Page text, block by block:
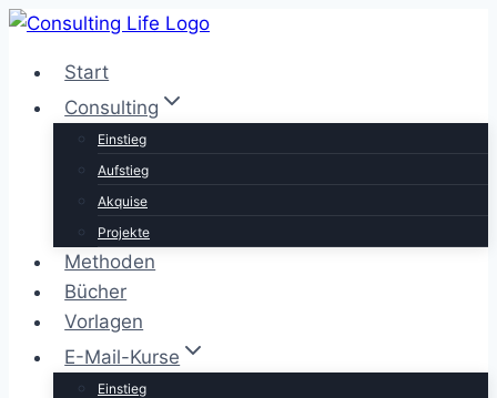
Zum
springenStart
Consulting
Einstieg
Aufstieg
Akquise
Projekte
Methoden
Bücher
Vorlagen
E-Mail-Kurse
Einstieg